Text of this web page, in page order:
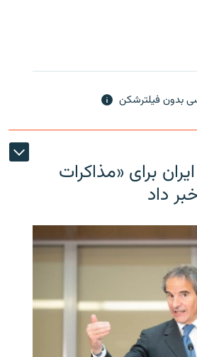
بدون فیلترشکن
برای «مذاکرات
داد